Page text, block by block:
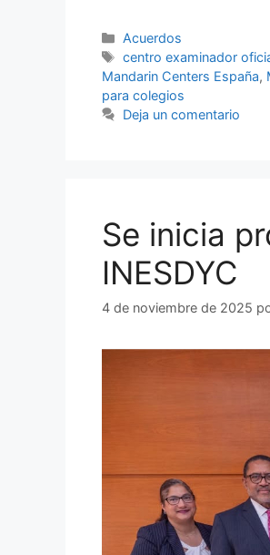
Acuerdos
centro examinador
Mandarin Centers España,
para colegios
Deja un comentario
Se inicia
INESDYC
4 de noviembre de 2025